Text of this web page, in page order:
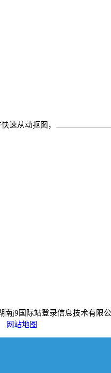
速从动抠图，
南j9国际站登录信息技术有限
网站地图